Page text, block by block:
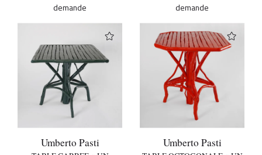
demande
demande
Umberto Pasti Umberto Pasti